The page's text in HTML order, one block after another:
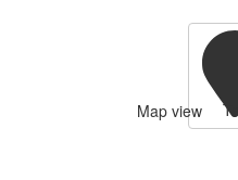
Map view